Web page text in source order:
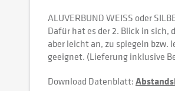
ALUVERBUND WEISS oder
Dafür hat es der 2. Blick in
aber leicht an, zu spiegeln
geeignet. (Lieferung inklusive
Download Datenblatt: